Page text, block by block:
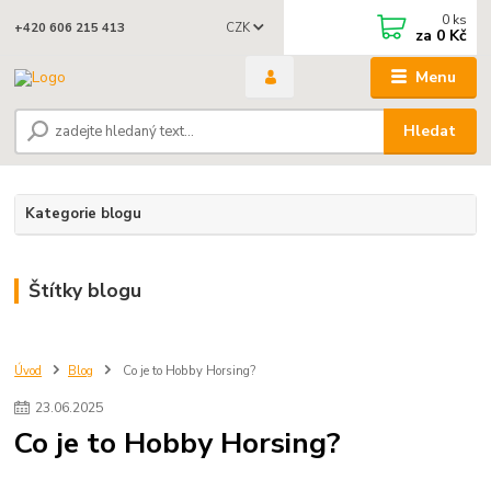
Menu
CZK
Hledat
+420 606 215 413 0 ks
za 0 Kč
Kategorie blogu
Štítky blogu
Úvod Blog Co je to Hobby Horsing?
23.06.2025
Co je to Hobby Horsing?